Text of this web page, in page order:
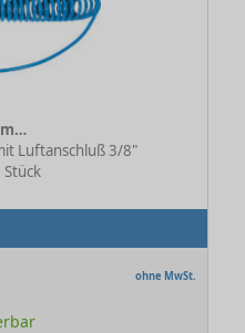
Spiralschläuche PT Ø9.5x13.5mm L=10m
Luftanschluß 3/8"
Stück
ohne MwSt.